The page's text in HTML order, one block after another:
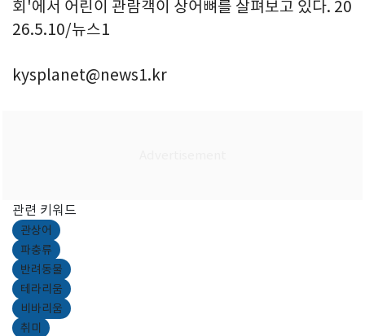
회'에서 어린이 관람객이 상어뼈를 살펴보고 있다. 20
26.5.10/뉴스1
kysplanet@news1.kr
관련 키워드
관상어
파충류
반려동물
테라리움
비바리움
취미